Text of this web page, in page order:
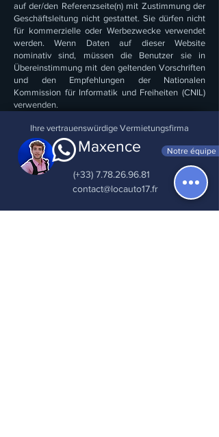
auf der/den Referenzseite(n) mit Zustimmung der
Geschäftsleitung nicht gestattet. Sie dürfen nicht
für kommerzielle oder Werbezwecke verwendet
werden. Wenn Daten auf dieser Website
nominativ sind, müssen die Benutzer sie in
Übereinstimmung mit den geltenden Vorschriften
und den Empfehlungen der Nationalen
Kommission für Informatik und Freiheiten (CNIL)
verwenden.
Ihre vertrauenswürdige Vermietungsfirma
Maxence
(+33) 7.78.26.96.81
Notre équipe
contact@locauto17.fr